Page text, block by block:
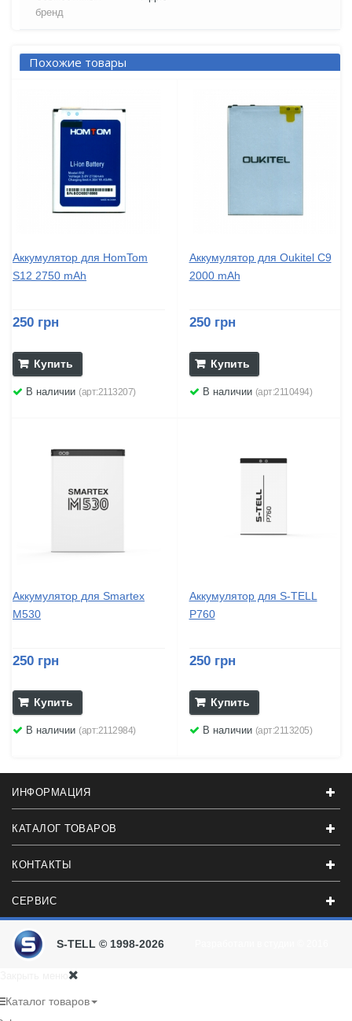
бренд
Похожие товары
Аккумулятор для HomTom
S12 2750 mAh
250 грн
Купить
В наличии (арт:2113207)
Аккумулятор для Oukitel C9
2000 mAh
250 грн
Купить
В наличии (арт:2110494)
Аккумулятор для Smartex
M530
250 грн
Купить
В наличии (арт:2112984)
Аккумулятор для S-TELL
P760
250 грн
Купить
В наличии (арт:2113205)
ИНФОРМАЦИЯ
КАТАЛОГ ТОВАРОВ
КОНТАКТЫ
СЕРВИС
S-TELL © 1998-2026
Каталог товаров